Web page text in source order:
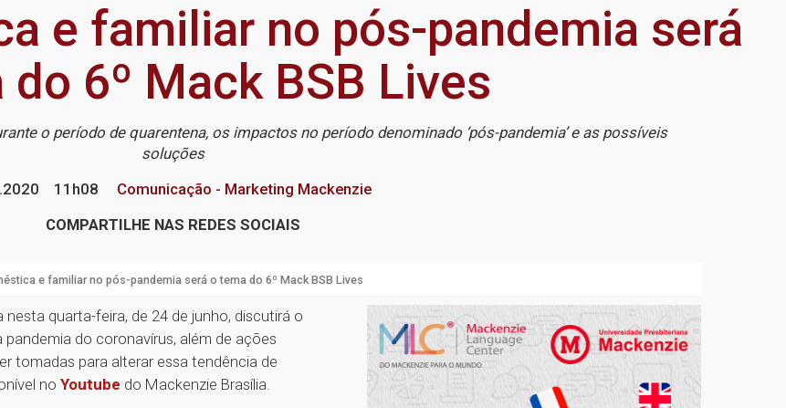
e familiar no pós-pandemia será
6º Mack BSB Lives
o período de quarentena, os impactos no período denominado ‘pós-pandemia’ e as possíveis
soluções
11h08
Comunicação - Marketing Mackenzie
COMPARTILHE NAS REDES SOCIAIS
e familiar no pós-pandemia será o tema do 6º Mack BSB Lives
nesta quarta-feira, de 24 de junho, discutirá o
do coronavírus, além de ações
tomadas para alterar essa tendência de
no Youtube do Mackenzie Brasília.